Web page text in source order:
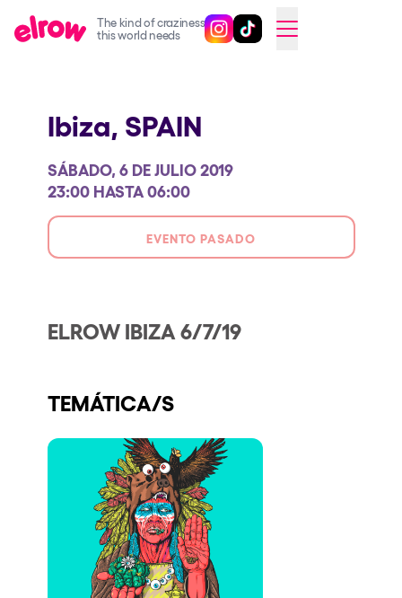
The kind of craziness
this world needs
Sigue @elrowofficial en
Sigue @elrowofficial en
SWITCH TO ENGLISH
elrow Ibiza x [UNVRS] 2026
elrow Town 2026
Snowrow Festival 2026
elrow Island 2026
elrow Shop
Our Creative World
Sostenibilidad
¿Quieres trabajar con nosotros?
elrow News
Síguenos en tiktok
Síguenos en facebook
Síguenos en instagram
Síguenos en twitter
Síguenos en linkedin
Síguenos en youtube
Ibiza, SPAIN
SÁBADO, 6 DE JULIO 2019
23:00 HASTA 06:00
EVENTO PASADO
ELROW IBIZA 6/7/19
TEMÁTICA/S